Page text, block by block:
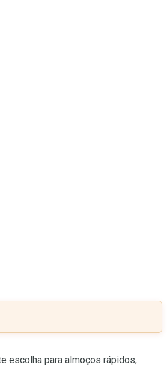
escolha para almoços rápidos,